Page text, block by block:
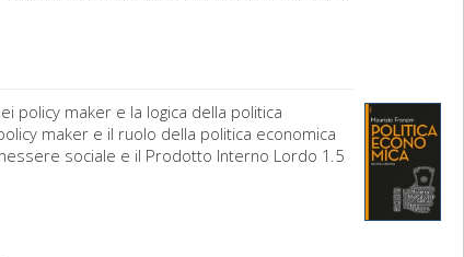
policy maker e la logica della politica
maker e il ruolo della politica economica
sociale e il Prodotto Interno Lordo 1.5